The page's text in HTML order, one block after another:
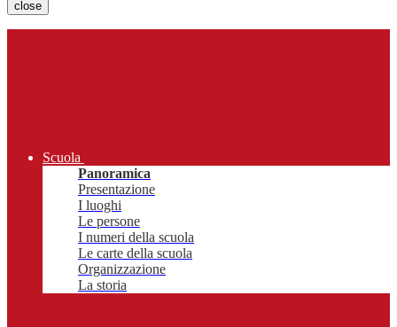
close
Scuola
Panoramica
Presentazione
I luoghi
Le persone
I numeri della scuola
Le carte della scuola
Organizzazione
La storia